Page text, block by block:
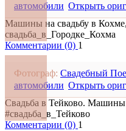
автомобили Открыть
Машины на свадьбу в
свадьба_в_Городке_Кохма
Комментарии (0) 1
Фотограф: Свадебный
автомобили Открыть
Свадьба в Тейково. Машины
#свадьба_в_Тейково
Комментарии (0) 1